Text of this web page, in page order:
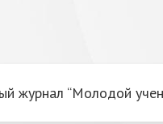
журнал “Молодой